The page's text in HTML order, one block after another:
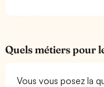
Quels métiers pour
Vous vous posez la